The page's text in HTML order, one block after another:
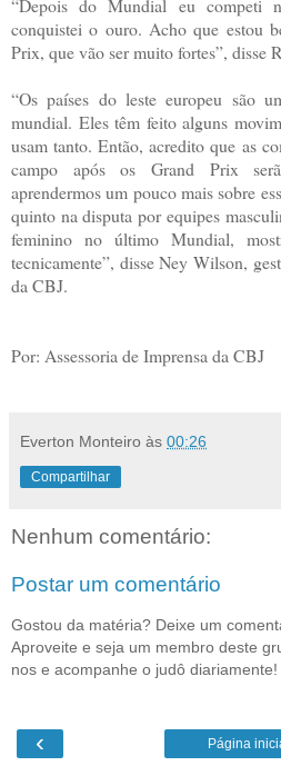
conquistei o ouro. Acho que estou
Prix, que vão ser muito fortes”, disse
“Os países do leste europeu são
mundial. Eles têm feito alguns
usam tanto. Então, acredito que as
campo após os Grand Prix
aprendermos um pouco mais sobre
quinto na disputa por equipes
feminino no último Mundial,
tecnicamente”, disse Ney Wilson,
da CBJ.
Por: Assessoria de Imprensa da CBJ
Everton Monteiro às 00:26
Compartilhar
Nenhum comentário:
Postar um comentário
Gostou da matéria? Deixe um
Aproveite e seja um membro deste
nos e acompanhe o judô diariamente!
‹ Página